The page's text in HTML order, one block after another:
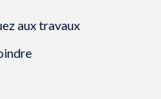
l
l
e
aux travaux